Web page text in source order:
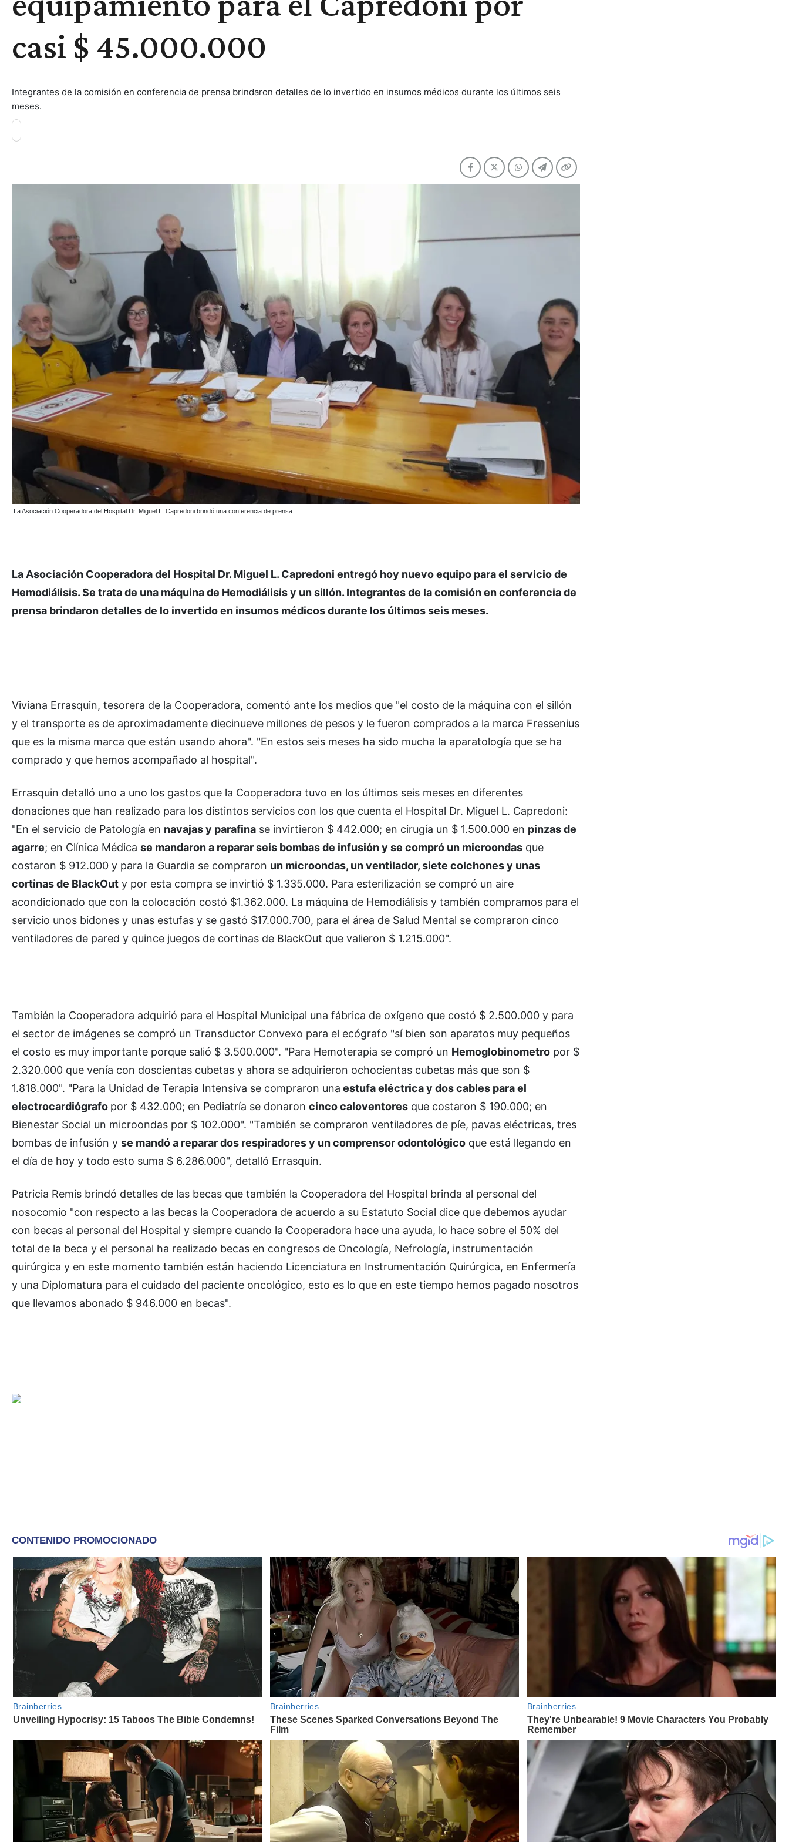
casi $ 45.000.000
Integrantes de la comisión en conferencia de prensa brindaron detalles de lo invertido en insumos médicos durante los últimos seis
meses.
La Asociación Cooperadora del Hospital Dr. Miguel L. Capredoni brindó una conferencia de prensa.
La Asociación Cooperadora del Hospital Dr. Miguel L. Capredoni entregó hoy nuevo equipo para el servicio de
Hemodiálisis. Se trata de una máquina de Hemodiálisis y un sillón. Integrantes de la comisión en conferencia de
prensa brindaron detalles de lo invertido en insumos médicos durante los últimos seis meses.
Viviana Errasquin, tesorera de la Cooperadora, comentó ante los medios que "el costo de la máquina con el sillón
y el transporte es de aproximadamente diecinueve millones de pesos y le fueron comprados a la marca Fressenius
que es la misma marca que están usando ahora". "En estos seis meses ha sido mucha la aparatología que se ha
comprado y que hemos acompañado al hospital".
Errasquin detalló uno a uno los gastos que la Cooperadora tuvo en los últimos seis meses en diferentes
donaciones que han realizado para los distintos servicios con los que cuenta el Hospital Dr. Miguel L. Capredoni:
"En el servicio de Patología en navajas y parafina se invirtieron $ 442.000; en cirugía un $ 1.500.000 en pinzas de
agarre; en Clínica Médica se mandaron a reparar seis bombas de infusión y se compró un microondas que
costaron $ 912.000 y para la Guardia se compraron un microondas, un ventilador, siete colchones y unas
cortinas de BlackOut y por esta compra se invirtió $ 1.335.000. Para esterilización se compró un aire
acondicionado que con la colocación costó $1.362.000. La máquina de Hemodiálisis y también compramos para el
servicio unos bidones y unas estufas y se gastó $17.000.700, para el área de Salud Mental se compraron cinco
ventiladores de pared y quince juegos de cortinas de BlackOut que valieron $ 1.215.000".
También la Cooperadora adquirió para el Hospital Municipal una fábrica de oxígeno que costó $ 2.500.000 y para
el sector de imágenes se compró un Transductor Convexo para el ecógrafo "sí bien son aparatos muy pequeños
el costo es muy importante porque salió $ 3.500.000". "Para Hemoterapia se compró un Hemoglobinometro por $
2.320.000 que venía con doscientas cubetas y ahora se adquirieron ochocientas cubetas más que son $
1.818.000". "Para la Unidad de Terapia Intensiva se compraron una estufa eléctrica y dos cables para el
electrocardiógrafo por $ 432.000; en Pediatría se donaron cinco caloventores que costaron $ 190.000; en
Bienestar Social un microondas por $ 102.000". "También se compraron ventiladores de píe, pavas eléctricas, tres
bombas de infusión y se mandó a reparar dos respiradores y un comprensor odontológico que está llegando en
el día de hoy y todo esto suma $ 6.286.000", detalló Errasquin.
Patricia Remis brindó detalles de las becas que también la Cooperadora del Hospital brinda al personal del
nosocomio "con respecto a las becas la Cooperadora de acuerdo a su Estatuto Social dice que debemos ayudar
con becas al personal del Hospital y siempre cuando la Cooperadora hace una ayuda, lo hace sobre el 50% del
total de la beca y el personal ha realizado becas en congresos de Oncología, Nefrología, instrumentación
quirúrgica y en este momento también están haciendo Licenciatura en Instrumentación Quirúrgica, en Enfermería
y una Diplomatura para el cuidado del paciente oncológico, esto es lo que en este tiempo hemos pagado nosotros
que llevamos abonado $ 946.000 en becas".